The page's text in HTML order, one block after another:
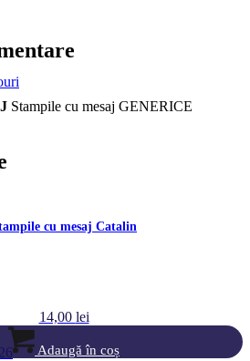
Stampile cu mesaj GENERICE
cu mesaj Catalin
14,00 lei
Adaugă în coș